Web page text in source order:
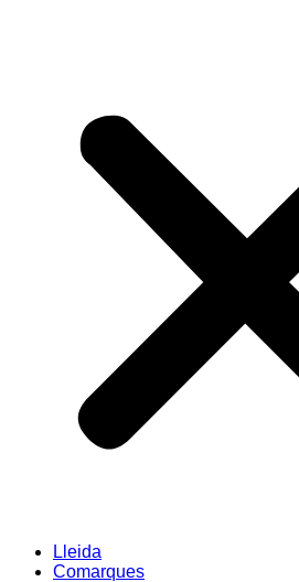
Lleida
Comarques